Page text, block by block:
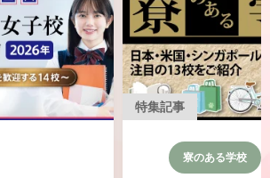
グローバル教育
海外大学を目指